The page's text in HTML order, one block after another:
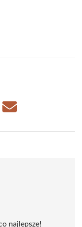
Share
najlepsze!